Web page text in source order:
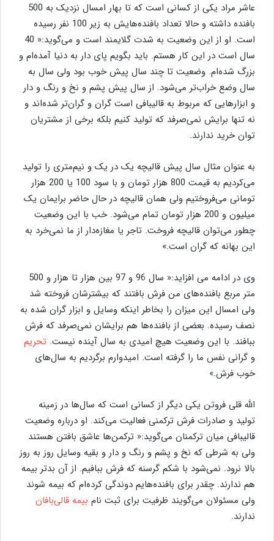
عاشر مراد یکی از کسانی است که تا بهار امسال نزدیک به 500
بافنده داشته و حالا تعداد بافنده‌هایش به زیر 100 نفر رسیده
است. او از این وضعیت به شدت گلایمند است و می‌گوید:« 40
سال است در این کار هستم. باید بگویم پای دار به دنیا آمده‌ام و
بزرگ شده‌ام. وضعیت تا چند سال پیش خوب بود ولی سال به
سال وضع خراب‌تر می‌شود. از سال پیش پشم و نخ و رنگ و دار
و ابزارهایی که مربوط به قالیبافی است گران و گران‌تر شده‌اند و
نه تنها برایش نمی‌صرفد که تولید کنیم بلکه برخی از مشتریان
توان خرید ندارند.
به عنوان مثال سال پیش قالیچه یک در یک و نیم‌متری را تولید
می‌کردیم به قیمت 800 هزار تومان و با سود 100 یا 200 هزار
تومانی می‌فروختیم ولی همان قالیچه در حال حاضر برایمان یک
میلیون و 200 هزار تومان تمام می‌شود. خب با این وضعیت
چطور می‌توان قالیچه فروخت. تاجر یا مغازه‌دار از ما نمی‌خرد به
این بهانه که گران است.»
وی در ادامه می افزاید:« سال 96 و 97 بین هزار تا هزار و 500
متر مربع بافنده‌های من فرش بافتند که بیشترشان فروخته شد
ولی امسال این میزان را بخاطر اینکه وسایل و ابزار گران شده به
نصف رسیده. بعضی از بافنده‌ها هم برایشان نمی‌صرفد که فرش
ببافند. با این وضعیت هیچ امیدی به سال آینده نیست. تحریم
و گرانی نفس ما را گرفته است. امیدوارم برگردیم به سال‌های
خوب فرش.»
الله قلی فروتن یکی دیگر از کسانی است که سال‌ها در زمینه
تولید و صادرات فرش ترکمنی فعالیت می‌کند. او درباره وضعیت
قالیبافی میان ترکمنان می‌گوید:« ترکمن‌ها عاشق بافتن هستند
ولی به شرطی که نخ و پشم و رنگ و دار و بقیه وسایل روز به روز
بالا نرود. نمی‌شود با شکم گرسنه که فرش ببافیم. از آن بدتر بیمه
هم ندارند. چقدر برای بافنده‌هایم دوندگی کرده‌ام که بیمه شوند
ولی مسئولان می‌گویند ظرفیت برای ثبت نام بیمه قالی‌بافان
ندارند.